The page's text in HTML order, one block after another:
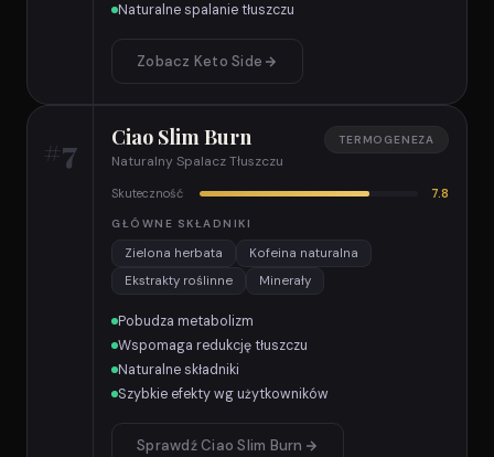
Naturalne spalanie tłuszczu
Zobacz Keto Side
#7 Ciao Slim Burn
Naturalny Spalacz Tłuszczu
TERMOGENEZA
Skuteczność 7.8
GŁÓWNE SKŁADNIKI
Zielona herbata
Kofeina naturalna
Ekstrakty roślinne
Minerały
Pobudza metabolizm
Wspomaga redukcję tłuszczu
Naturalne składniki
Szybkie efekty wg użytkowników
Sprawdź Ciao Slim Burn